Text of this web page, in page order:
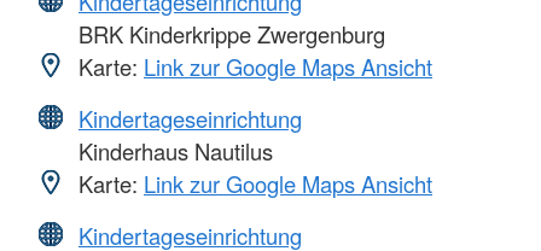
BRK Kinderkrippe Zwergenburg
Karte: Link zur Google Maps Ansicht
Kindertageseinrichtung
Kinderhaus Nautilus
Karte: Link zur Google Maps Ansicht
Kindertageseinrichtung